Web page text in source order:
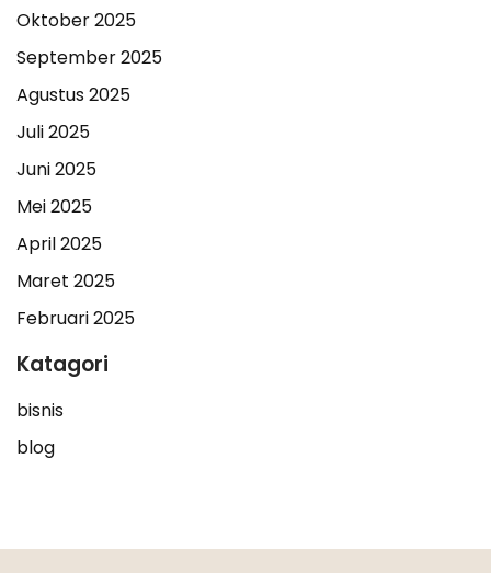
Oktober 2025
September 2025
Agustus 2025
Juli 2025
Juni 2025
Mei 2025
April 2025
Maret 2025
Februari 2025
Katagori
bisnis
blog